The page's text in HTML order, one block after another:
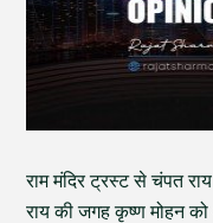
राम मंदिर ट्रस्ट से चंपत
राय की जगह कृष्ण मोहन को